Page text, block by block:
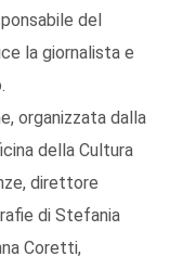
del
la giornalista e
organizzata dalla
della Cultura
direttore
di Stefania
Coretti,